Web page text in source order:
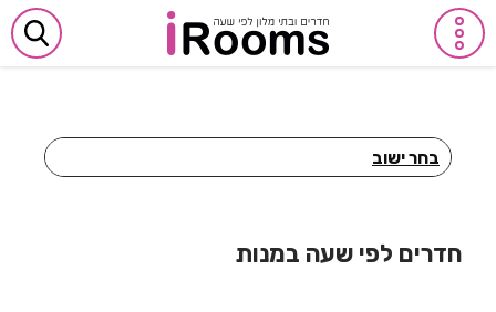
בחר ישוב
חדרים לפי שעה באבן יהודה
חדרים לפי שעה במנות